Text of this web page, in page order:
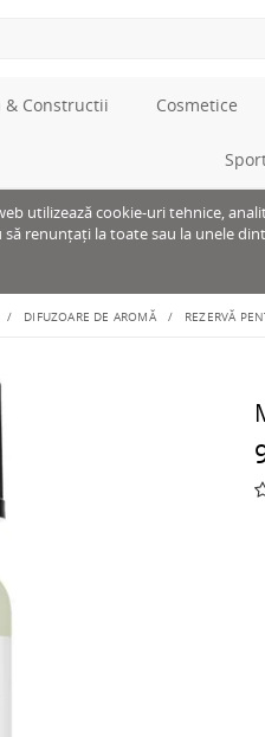
& Constructii Cosmetice
utilizează cookie-uri tehnice,
renunțați la toate sau la unele
DIFUZOARE DE AROMĂ REZERVĂ